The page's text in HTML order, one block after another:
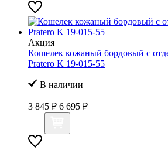
Акция
Кошелек кожаный бордовый с
Pratero K 19-015-55
В наличии
3 845 ₽ 6 695 ₽